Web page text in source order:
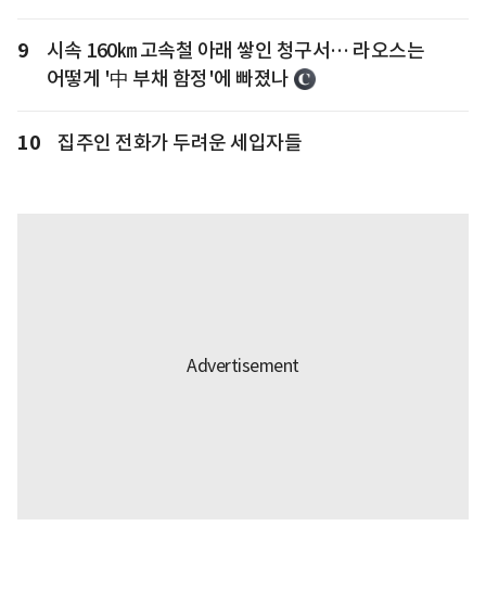
9
시속 160㎞ 고속철 아래 쌓인 청구서… 라오스는
어떻게 '中 부채 함정'에 빠졌나
10 집주인 전화가 두려운 세입자들